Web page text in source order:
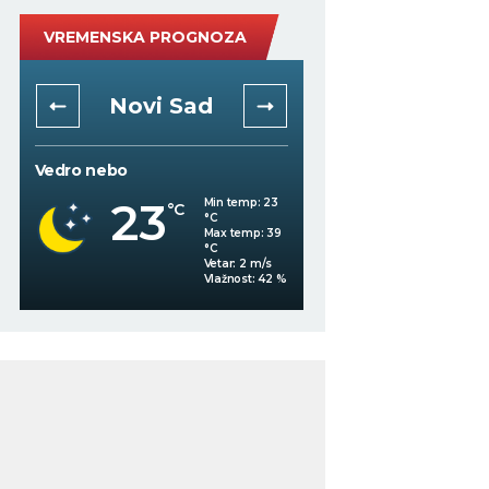
VREMENSKA PROGNOZA
Novi Sad
Vedro nebo
23°C Min temp: 23
°C
Max temp: 39
°C
Vetar: 2 m/s
Vlažnost: 42 %